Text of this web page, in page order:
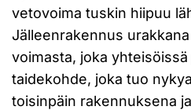
vetovoima tuskin hiipuu
Jälleenrakennus
voimasta, joka
taidekohde, joka tuo
toisinpäin rakennuksena